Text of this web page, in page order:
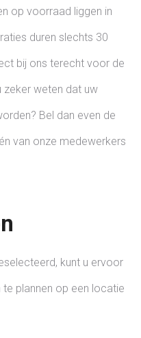
op voorraad liggen in
duren slechts 30
bij ons terecht voor de
zeker weten dat uw
Bel dan even de
van onze medewerkers
kunt u ervoor
plannen op een locatie